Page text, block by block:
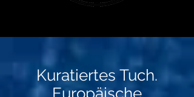
Kuratiertes Tuch.
Europäische